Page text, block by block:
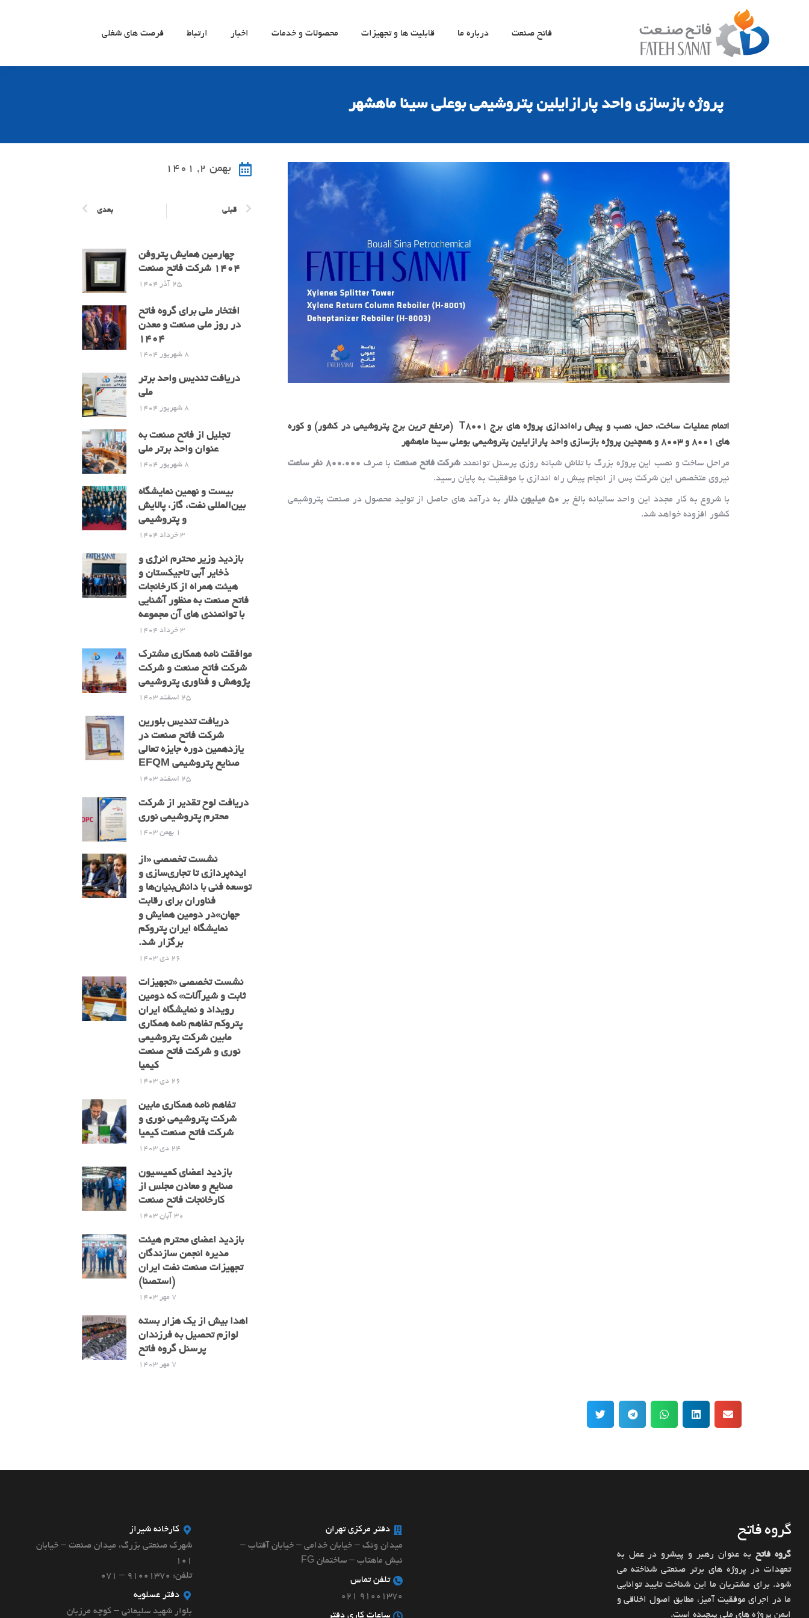
فاتح صنعت درباره ما قابلیت ها و تجهیزات محصولات و خدمات اخبار ارتباط فرصت های شغلی
پروژه بازسازی واحد پارازایلین پتروشیمی بوعلی سینا ماهشهر
اتمام عملیات ساخت، حمل، نصب و پیش راه‌اندازی پروژه های برج T8001 (مرتفع ترین برج پتروشیمی در کشور) و کوره
های 8001 و 8003 و همچنین پروژه بازسازی واحد پارازایلین پتروشیمی بوعلی سینا ماهشهر
مراحل ساخت و نصب این پروژه بزرگ با تلاش شبانه روزی پرسنل توانمندشرکت فاتح صنعتبا صرف 800.000 نفر ساعت
نیروی متخصص این شرکت پس از انجام پیش راه اندازی با موفقیت به پایان رسید.
با شروع به کار مجدد این واحد سالیانه بالغ بر ۵۰ میلیون دلار
به درآمد های حاصل از تولید محصول در صنعت پتروشیمی
کشور افزوده خواهد شد.
بهمن ۲, ۱۴۰۱
قبلی بعدی
چهارمین همایش پتروفن
۱۴۰۴ شرکت فاتح صنعت
25 آذر 1404
افتخار ملی برای گروه فاتح
در روز ملی صنعت و معدن
1404
8 شهریور 1404
دریافت تندیس واحد برتر
ملی
8 شهریور 1404
تجلیل از فاتح صنعت به
عنوان واحد برتر ملی
8 شهریور 1404
بیست و نهمین نمایشگاه
بین‌المللی نفت، گاز، پالایش
و پتروشیمی
3 خرداد 1404
بازدید وزیر محترم انرژی و
ذخایر آبی تاجیکستان و
هیئت همراه از کارخانجات
فاتح صنعت به منظور آشنایی
با توانمندی های آن مجموعه
3 خرداد 1404
موافقت نامه همکاری مشترک
شرکت فاتح صنعت و شرکت
پژوهش و فناوری پتروشیمی
25 اسفند 1403
دریافت تندیس بلورین
شرکت فاتح صنعت در
یازدهمین دوره جایزه تعالی
صنایع پتروشیمی EFQM
25 اسفند 1403
دریافت لوح تقدیر از شرکت
محترم پتروشیمی نوری
1 بهمن 1403
نشست تخصصی «از
ایده‌پردازی تا تجاری‌سازی و
توسعه فنی با دانش‌بنیان‌ها و
فناوران برای رقابت
جهان»در دومین همایش و
نمایشگاه ایران پتروکم
برگزار شد.
26 دی 1403
نشست تخصصی «تجهیزات
ثابت و شیرآلات» که دومین
رویداد و نمایشگاه ایران
پتروکم تفاهم نامه همکاری
مابین شرکت پتروشیمی
نوری و شرکت فاتح صنعت
کیمیا
26 دی 1403
تفاهم نامه همکاری مابین
شرکت پتروشیمی نوری و
شرکت فاتح صنعت کیمیا
24 دی 1403
بازدید اعضای کمیسیون
صنایع و معادن مجلس از
کارخانجات فاتح صنعت
30 آبان 1403
بازدید اعضای محترم هیئت
مدیره انجمن سازندگان
تجهیزات صنعت نفت ایران
(استصنا)
7 مهر 1403
اهدا بیش از یک هزار بسته
لوازم تحصیل به فرزندان
پرسنل گروه فاتح
7 مهر 1403
گروه فاتح
گروه فاتح به عنوان رهبر و پیشرو در عمل به
تعهدات در پروژه های برتر صنعتی شناخته می
شود. برای مشتریان ما این شناخت تایید توانایی
ما در اجرای موفقیت آمیز، مطابق اصول اخلاقی و
ایمن پروژه های ملی پیچیده است.
دفتر مرکزی تهران
میدان ونک – خیابان خدامی – خیابان آفتاب –
نبش ماهتاب – ساختمان FG
تلفن تماس
۹۱۰۰۱۳۷۰ ۰۲۱
ساعات کاری دفتر
کارخانه شیراز
شهرک صنعتی بزرگ، میدان صنعت – خیابان
۱۰۱
تلفن: 91001370 – 071
دفتر عسلویه
بلوار شهید سلیمانی – کوچه مرزبان